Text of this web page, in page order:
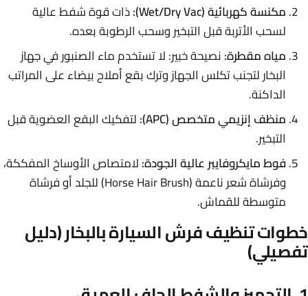
مكنسة كهربائية (Wet/Dry Vac):
ذات قوة شفط عالية
لسحب الأتربة قبل التبخير وسحب الرطوبة بعده.
مياه مقطرة:نصيحة خبير: لا تستخدم ماء الصنبور في جهاز
البخار لتجنب تكلس الجهاز وترك بقع أملاح بيضاء على المراتب
الداكنة.
منظف إنزيمي متخصص (APC):
لتفكيك البقع العضوية قبل
التبخير.
فوط مايكروفايبر عالية الجودة:لامتصاص الأوساخ المفككة،
وفرشاة شعر ناعمة (Horse Hair Brush) للجلد أو فرشاة
متوسطة للقماش.
خطوات تنظيف فرش السيارة بالبخار (دليل
تفصيلي)